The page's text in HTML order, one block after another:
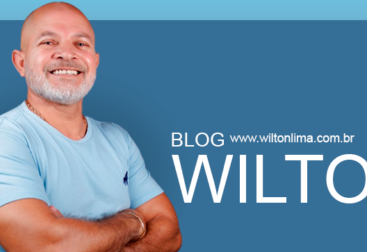
Blog Wilton Lima